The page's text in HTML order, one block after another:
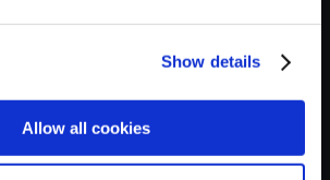
Show details
Allow all cookies